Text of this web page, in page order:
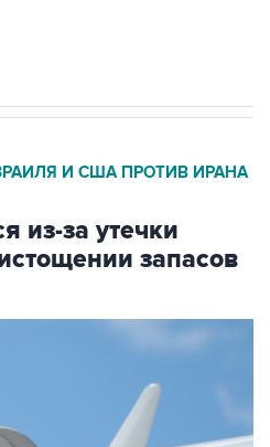
И США ПРОТИВ ИРАНА
из-за утечки
запасов